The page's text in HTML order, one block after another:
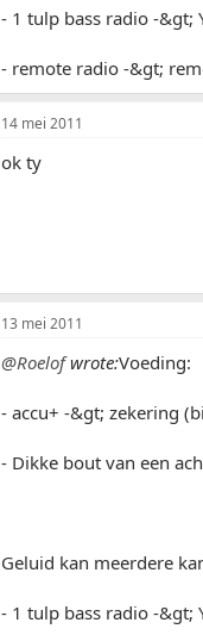
- 1 tulp bass radio -&gt;
- remote radio -&gt;
14 mei 2011
ok ty
13 mei 2011
@Roelofwrote:Voeding:
- accu+ -&gt; zekering
- Dikke bout van een
Geluid kan meerdere
- 1 tulp bass radio -&gt;